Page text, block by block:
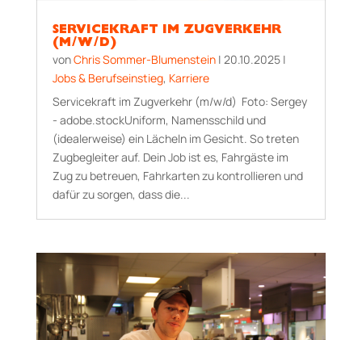
SERVICEKRAFT IM ZUGVERKEHR
(M/W/D)
vonChris Sommer-Blumenstein| 20.10.2025|
Jobs & Berufseinstieg, Karriere
Servicekraft im Zugverkehr (m/w/d) Foto: Sergey
- adobe.stockUniform, Namensschild und
(idealerweise) ein Lächeln im Gesicht. So treten
Zugbegleiter auf. Dein Job ist es, Fahrgäste im
Zug zu betreuen, Fahrkarten zu kontrollieren und
dafür zu sorgen, dass die...